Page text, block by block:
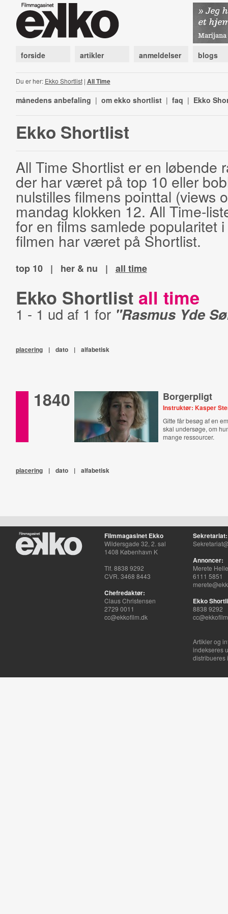
forside artikler anmeldelser blogs
Du er her: Ekko Shortlist| All Time
månedens anbefaling | om ekko shortlist | faq | Ekko
Ekko Shortlist
All Time Shortlist er en løbende
der har været på top 10 eller
nulstilles filmens pointtal (views
mandag klokken 12. All Time-
for en films samlede popularitet
filmen har været på Shortlist.
top 10 | her & nu | all time
Ekko Shortlist all time
1 - 1 ud af 1 for "Rasmus Yde
placering | dato | alfabetisk
1840 Borgerpligt
Instruktør: Kasper
Gitte får besøg af en
skal undersøge, om
mange ressourcer.
placering | dato | alfabetisk
Filmmagasinet Ekko
Wildersgade 32, 2. sal
1408 København K
Tlf. 8838 9292
CVR. 3468 8443
Chefredaktør:
Claus Christensen
2729 0011
cc@ekkofilm.dk
Sekretariat:
Annoncer:
Merete
6111 5851
Ekko
8838 9292
Artikler og
indekseres
distribueres